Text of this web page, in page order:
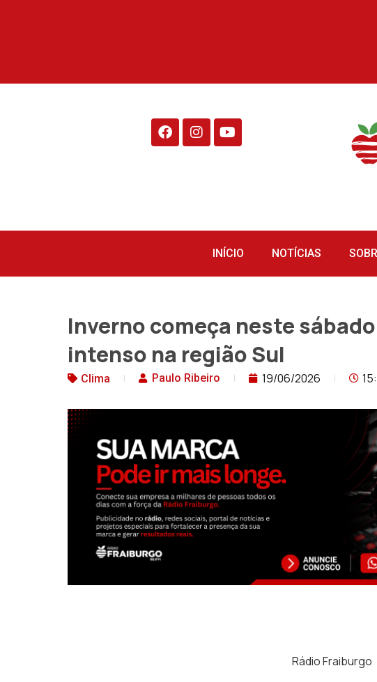
INÍCIO NOTÍCIAS
Inverno começa neste
intenso na região Sul
Clima Paulo Ribeiro 19/06/2026
Rádio Fraiburgo